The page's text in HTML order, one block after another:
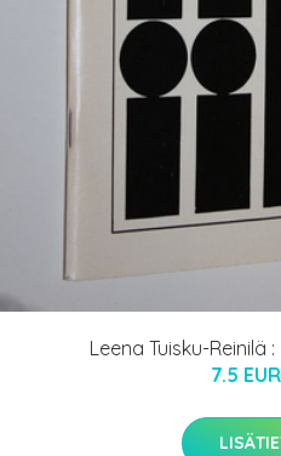
Leena Tuisku-Reinilä
7.5 EUR